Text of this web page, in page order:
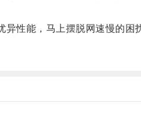
能，马上摆脱网速慢的困